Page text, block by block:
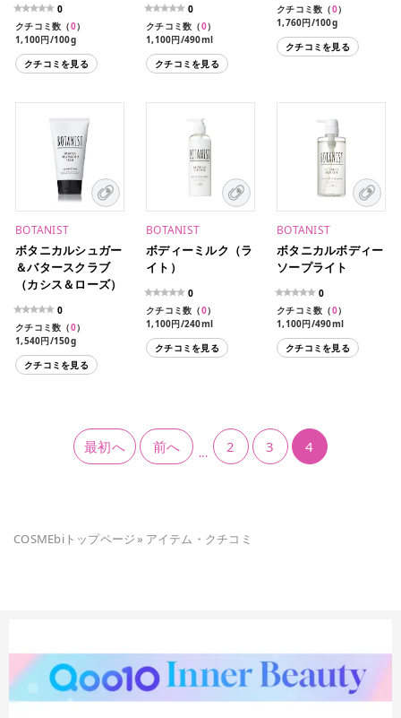
0
クチコミ数（0）
1,100円/100g
クチコミを見る
0
クチコミ数（0）
1,100円/490ml
946円/440ml（レフィ
ル）クチコミを見る
クチコミ数（0）
1,760円/100g
クチコミを見る
BOTANIST
ボタニカルシュガー
＆バタースクラブ
（カシス＆ローズ）
0
クチコミ数（0）
1,540円/150g
クチコミを見る
BOTANIST
ボディーミルク（ラ
イト）
0
クチコミ数（0）
1,100円/240ml
クチコミを見る
BOTANIST
ボタニカルボディー
ソープライト
0
クチコミ数（0）
1,100円/490ml
946円/440ml（レフィ
ル）クチコミを見る
最初へ 前へ ... 2 3 4
COSMEbiトップページ» アイテム・クチコミ